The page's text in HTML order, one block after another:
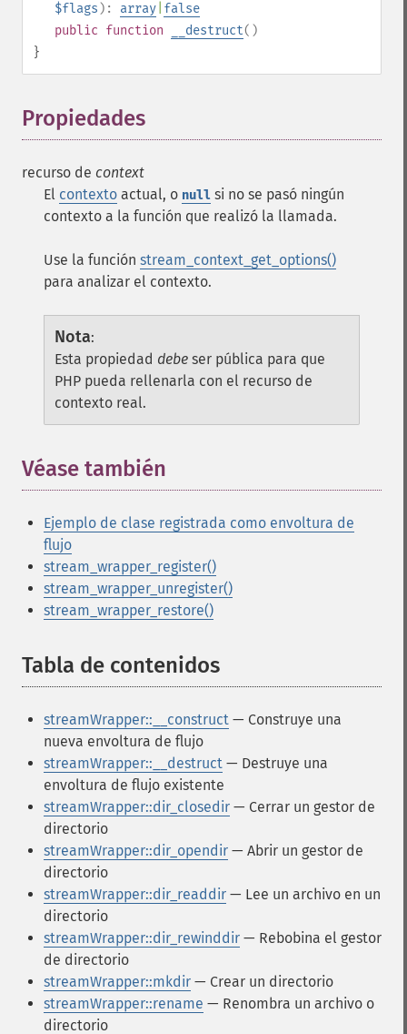
$flags ): array false
public function __destruct()
}
Propiedades
recurso de context
El contexto actual, o null si no se pasó ningún
contexto a la función que realizó la llamada.
Use la función stream_context_get_options()
para analizar el contexto.
Nota:
Esta propiedad debe ser pública para que
PHP pueda rellenarla con el recurso de
contexto real.
Véase también
Ejemplo de clase registrada como envoltura de
flujo
stream_wrapper_register()
stream_wrapper_unregister()
stream_wrapper_restore()
Tabla de contenidos
streamWrapper::__construct — Construye una
nueva envoltura de flujo
streamWrapper::__destruct — Destruye una
envoltura de flujo existente
streamWrapper::dir_closedir — Cerrar un gestor de
directorio
streamWrapper::dir_opendir — Abrir un gestor de
directorio
streamWrapper::dir_readdir — Lee un archivo en un
directorio
streamWrapper::dir_rewinddir — Rebobina el gestor
de directorio
streamWrapper::mkdir — Crear un directorio
streamWrapper::rename — Renombra un archivo o
directorio